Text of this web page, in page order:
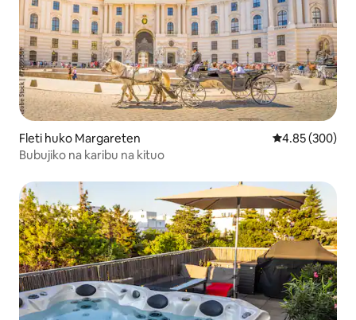
Fleti huko Margareten Ukadiriaji wa
4.85 (300)
Bubujiko na karibu na kituo